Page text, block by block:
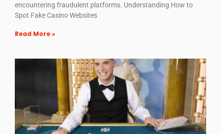
encountering fraudulent platforms. Understanding How to
Spot Fake Casino Websites
Read More »